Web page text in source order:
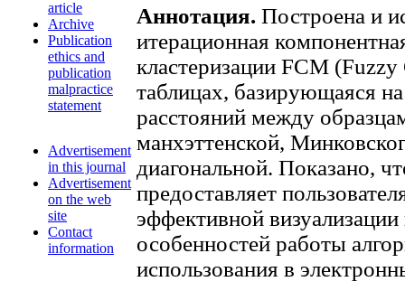
article
Archive
Publication
ethics and
publication
malpractice
statement
Advertisement
in this journal
Advertisement
on the web
site
Contact
information
Аннотация. Построена и
итерационная
кластеризации FCM
таблицах, базирующаяся
расстояний между
манхэттенской,
диагональной. Показано,
предоставляет
эффективной
особенностей работы
использования в